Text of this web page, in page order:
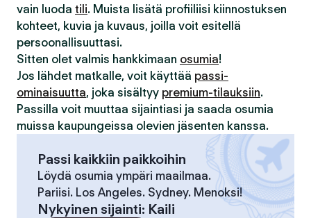
vain luoda tili. Muista lisätä profiiliisi kiinnostuksen
kohteet, kuvia ja kuvaus, joilla voit esitellä
persoonallisuuttasi.
Sitten olet valmis hankkimaan osumia!
Jos lähdet matkalle, voit käyttää passi-
ominaisuutta, joka sisältyy premium-tilauksiin.
Passilla voit muuttaa sijaintiasi ja saada osumia
muissa kaupungeissa olevien jäsenten kanssa.
Passi kaikkiin paikkoihin
Löydä osumia ympäri maailmaa.
Pariisi. Los Angeles. Sydney. Menoksi!
Nykyinen sijainti: Kaili